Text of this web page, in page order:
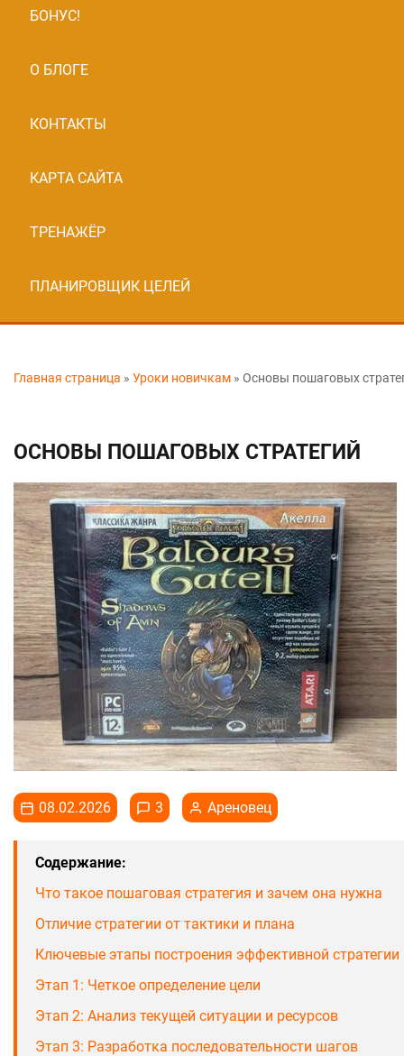
БОНУС!
О БЛОГЕ
КОНТАКТЫ
КАРТА САЙТА
ТРЕНАЖЁР
ПЛАНИРОВЩИК ЦЕЛЕЙ
Главная страница » Уроки новичкам » Основы пошаговых
ОСНОВЫ ПОШАГОВЫХ СТРАТЕГИЙ
08.02.2026 3 Ареновец
Содержание:
Что такое пошаговая стратегия и зачем она нужна
Отличие стратегии от тактики и плана
Ключевые этапы построения эффективной стратегии
Этап 1: Четкое определение цели
Этап 2: Анализ текущей ситуации и ресурсов
Этап 3: Разработка последовательности шагов